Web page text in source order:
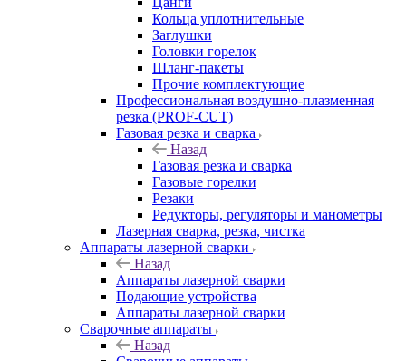
Кольца уплотнительные
Заглушки
Головки горелок
Шланг-пакеты
Прочие комплектующие
Профессиональная воздушно-плазменная
резка (PROF-CUT)
Газовая резка и сварка
Назад
Газовая резка и сварка
Газовые горелки
Резаки
Редукторы, регуляторы и манометры
Лазерная сварка, резка, чистка
Аппараты лазерной сварки
Назад
Аппараты лазерной сварки
Подающие устройства
Аппараты лазерной сварки
Сварочные аппараты
Назад